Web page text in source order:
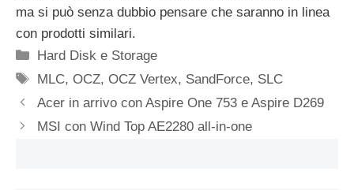
ma si può senza dubbio pensare che saranno in linea
con prodotti similari.
Categorie
Hard Disk e Storage
Tag
MLC,OCZ,OCZ Vertex, SandForce, SLC
Acer in arrivo con Aspire One 753 e Aspire D269
MSI con Wind Top AE2280 all-in-one